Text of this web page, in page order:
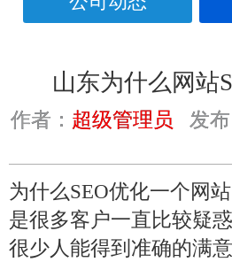
山东为什么网站
作者： 超级管理员 发布
为什么SEO优化一个网
是很多客户一直比较疑
很少人能得到准确的满意